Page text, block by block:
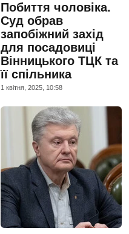
Побиття чоловіка.
Суд обрав
запобіжний захід
для посадовиці
Вінницького ТЦК та
її спільника
1 квiтня, 2025, 10:58